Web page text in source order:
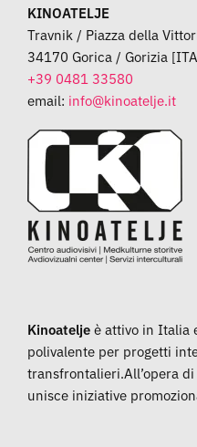
KINOATELJE
Travnik / Piazza della
34170 Gorica / Gorizia
+39 0481 33580
email:
Kinoateljeè attivo in Italia
polivalente per progetti
transfrontalieri.All’opera
unisce iniziative